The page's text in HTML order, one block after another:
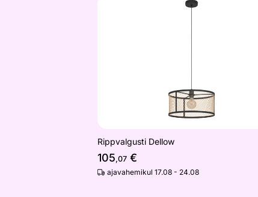
Rippvalgusti Dellow
Rippvalgusti Dellow
105,07 €
ajavahemikul 17.08 - 24.08